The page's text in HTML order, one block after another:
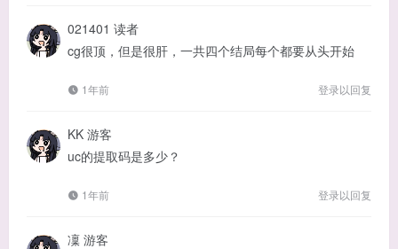
021401 读者
cg很顶，但是很肝，一共四个结局每个都要从头开始
1年前 登录以回复
KK 游客
uc的提取码是多少？
1年前 登录以回复
凜 游客